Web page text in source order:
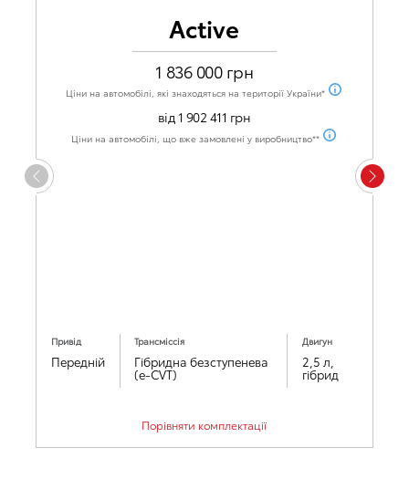
Active
1 836 000 грн
Ціни на автомобілі, які знаходяться на території України*
від 1 902 411 грн
Ціни на автомобілі, що вже замовлені у виробництво**
Привід
Передній
Трансміссія
Гібридна безступенева
(e-CVT)
Двигун
2,5 л,
гібрид
Порiвняти комплектації